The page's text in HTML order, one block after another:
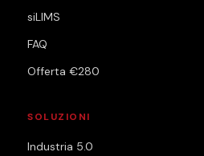
siLIMS
FAQ
Offerta €280
SOLUZIONI
Industria 5.0